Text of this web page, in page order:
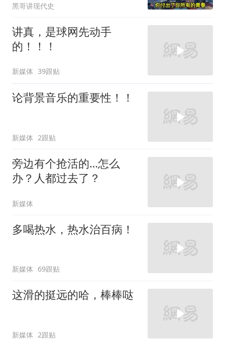
人》
黑哥讲现代史
讲真，是球网先动手
的！！！
新媒体 39跟贴
论背景音乐的重要性！！
新媒体 2跟贴
旁边有个抢活的…怎么
办？人都过去了？
新媒体
多喝热水，热水治百病！
新媒体 69跟贴
这滑的挺远的哈，棒棒哒
新媒体 2跟贴